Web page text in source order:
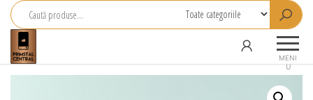
Central
SRL
MENI
U